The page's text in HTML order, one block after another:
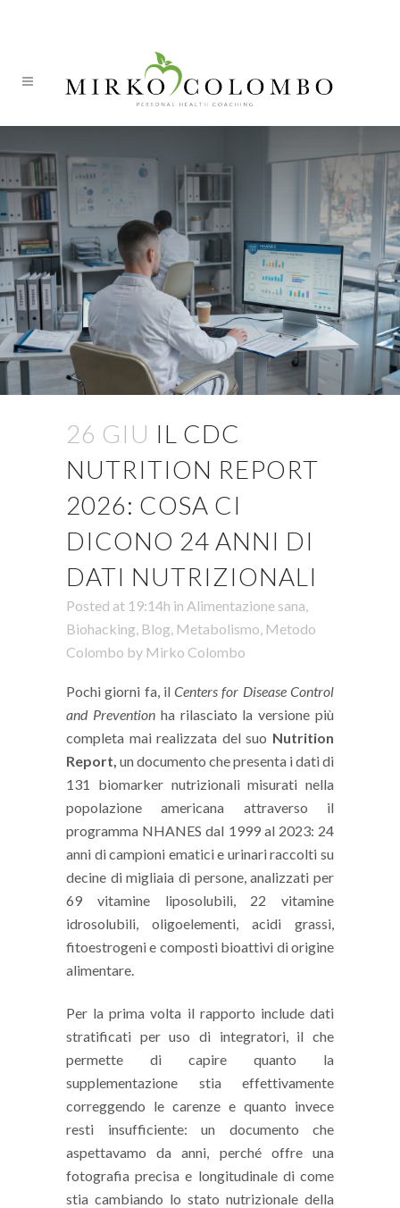
26 GIU IL CDC
NUTRITION REPORT
2026: COSA CI
DICONO 24 ANNI DI
DATI NUTRIZIONALI
Posted at 19:14h in Alimentazione sana
Biohacking Blog Metabolismo Metodo
Colombo by Mirko Colombo
Pochi giorni fa, ilCenters for Disease Control
and Preventionha rilasciato la versione più
completa mai realizzata del suo Nutrition
Report, un documento che presenta i dati di
131 biomarker nutrizionali misurati nella
popolazione americana attraverso il
programma NHANES dal 1999 al 2023: 24
anni di campioni ematici e urinari raccolti su
decine di migliaia di persone, analizzati per
69 vitamine liposolubili, 22 vitamine
idrosolubili, oligoelementi, acidi grassi,
fitoestrogeni e composti bioattivi di origine
alimentare.
Per la prima volta il rapporto include dati
stratificati per uso di integratori, il che
permette di capire quanto la
supplementazione stia effettivamente
correggendo le carenze e quanto invece
resti insufficiente: un documento che
aspettavamo da anni, perché offre una
fotografia precisa e longitudinale di come
stia cambiando lo stato nutrizionale della